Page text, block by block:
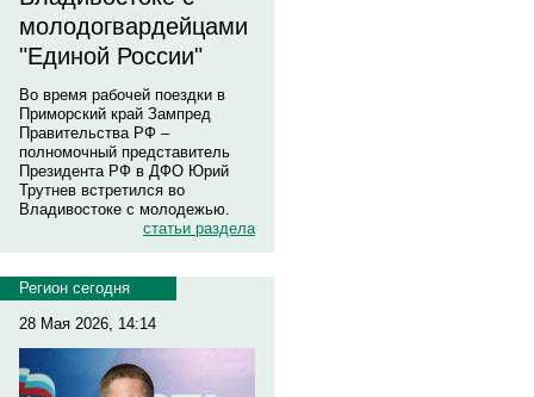
молодогвардейцами
"Единой России"
Во время рабочей поездки в
Приморский край Зампред
Правительства РФ –
полномочный представитель
Президента РФ в ДФО Юрий
Трутнев встретился во
Владивостоке с молодежью.
статьи раздела
Регион сегодня
28 Мая 2026, 14:14